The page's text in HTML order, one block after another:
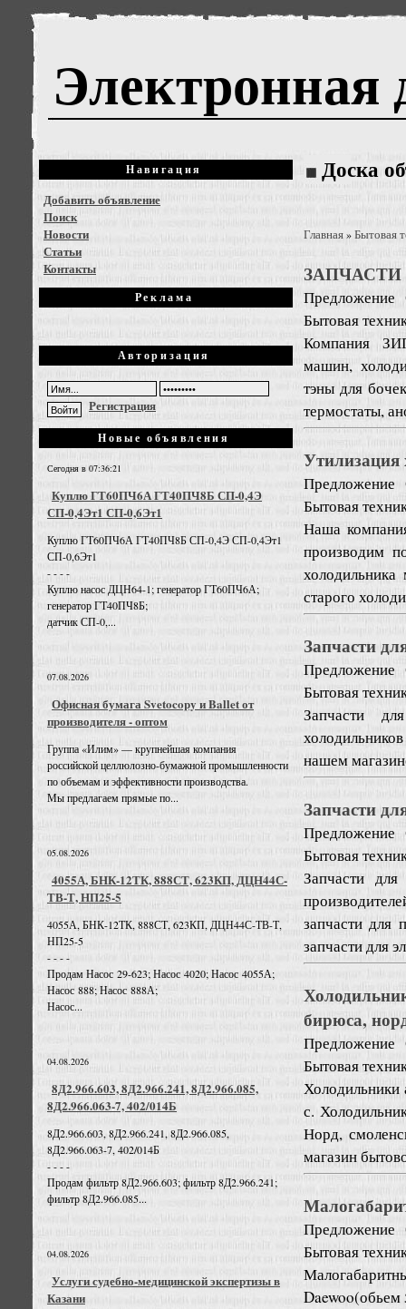
Электронная
Навигация
Добавить объявление
Поиск
Новости
Статьи
Контакты
Реклама
Авторизация
Регистрация
Новые объявления
Сегодня в 07:36:21
Куплю ГТ60ПЧ6А ГТ40ПЧ8Б СП-0,4Э
СП-0,4Эт1 СП-0,6Эт1
Куплю ГТ60ПЧ6А ГТ40ПЧ8Б СП-0,4Э СП-0,4Эт1
СП-0,6Эт1
- - - -
Куплю насос ДЦН64-1; генератор ГТ60ПЧ6А;
генератор ГТ40ПЧ8Б;
датчик СП-0,...
07.08.2026
Офисная бумага Svetocopy и Ballet от
производителя - оптом
Группа «Илим» — крупнейшая компания
российской целлюлозно-бумажной промышленности
по объемам и эффективности производства.
Мы предлагаем прямые по...
05.08.2026
4055А, БНК-12ТК, 888СТ, 623КП, ДЦН44С-
ТВ-Т, НП25-5
4055А, БНК-12ТК, 888СТ, 623КП, ДЦН44С-ТВ-Т,
НП25-5
- - - -
Продам Насос 29-623; Насос 4020; Насос 4055А;
Насос 888; Насос 888А;
Насос...
04.08.2026
8Д2.966.603, 8Д2.966.241, 8Д2.966.085,
8Д2.966.063-7, 402/014Б
8Д2.966.603, 8Д2.966.241, 8Д2.966.085,
8Д2.966.063-7, 402/014Б
- - - -
Продам фильтр 8Д2.966.603; фильтр 8Д2.966.241;
фильтр 8Д2.966.085...
04.08.2026
Услуги судебно-медицинской экспертизы в
Казани
Доска
Главная»Бытовая
Предложение
Бытовая
Компания
машин,
тэны для
термостаты,
Утилизация
Предложение
Бытовая
Наша
производим
старого
Запчасти
Предложение
Бытовая
Запчасти
нашем
Запчасти
Предложение
Бытовая
Запчасти
запчасти для
запчасти для
бирюса,
Предложение
Бытовая
Холодильники
с.
Норд,
магазин
Предложение
Бытовая